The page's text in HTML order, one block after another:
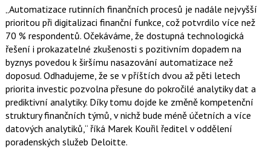
„Automatizace rutinních finančních procesů je nadále nejvyšší
prioritou při digitalizaci finanční funkce, což potvrdilo více než
70 % respondentů. Očekáváme, že dostupná technologická
řešení i prokazatelné zkušenosti s pozitivním dopadem na
byznys povedou k širšímu nasazování automatizace než
doposud. Odhadujeme, že se v příštích dvou až pěti letech
priorita investic pozvolna přesune do pokročilé analytiky dat a
prediktivní analytiky. Díky tomu dojde ke změně kompetenční
struktury finančních týmů, v nichž bude méně účetních a více
datových analytiků,“ říká Marek Kouřil ředitel v oddělení
poradenských služeb Deloitte.